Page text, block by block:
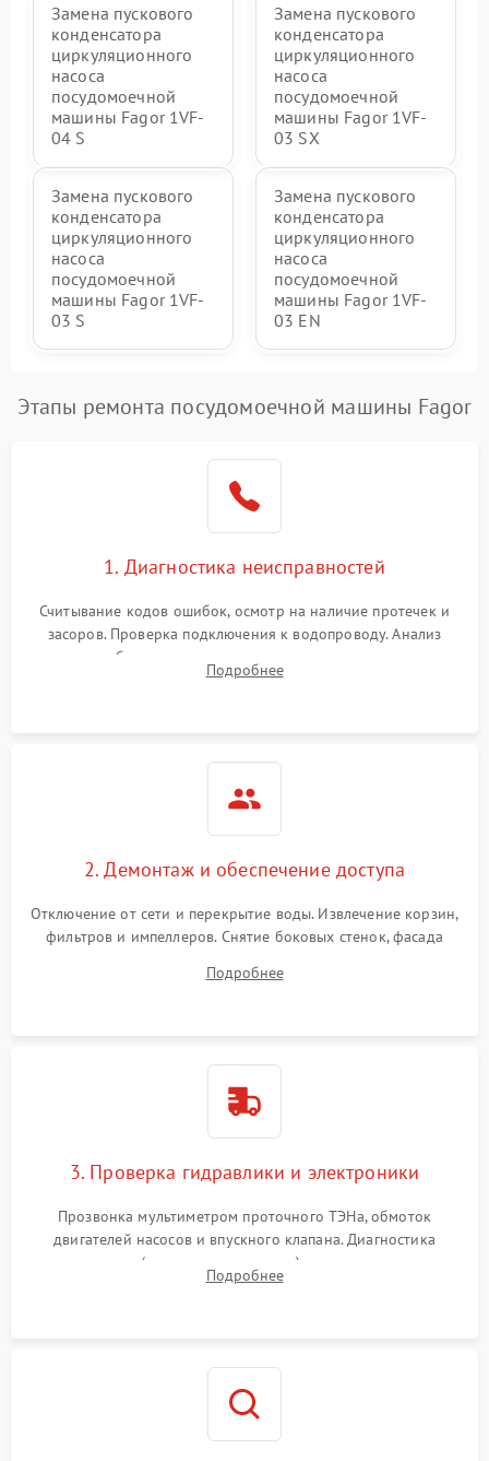
Замена пускового
конденсатора
циркуляционного
насоса
посудомоечной
машины Fagor 1VF-
04 S
Замена пускового
конденсатора
циркуляционного
насоса
посудомоечной
машины Fagor 1VF-
03 SX
Замена пускового
конденсатора
циркуляционного
насоса
посудомоечной
машины Fagor 1VF-
03 S
Замена пускового
конденсатора
циркуляционного
насоса
посудомоечной
машины Fagor 1VF-
03 EN
Этапы ремонта посудомоечной машины Fagor
1. Диагностика неисправностей
Считывание кодов ошибок, осмотр на наличие протечек и
засоров. Проверка подключения к водопроводу. Анализ
жалоб на отсутствие слива, нагрева, вращения
разбрызгивателей или срабатывание системы защиты
Подробнее
2. Демонтаж и обеспечение доступа
Отключение от сети и перекрытие воды. Извлечение корзин,
фильтров и импеллеров. Снятие боковых стенок, фасада
циркуляционному насосу, ТЭНу и сливной помпе.
Подробнее
3. Проверка гидравлики и электроники
Прозвонка мультиметром проточного ТЭНа, обмоток
двигателей насосов и впускного клапана. Диагностика
прессостата (датчика уровня воды), датчика мутности,
концевика дверцы и электронного модуля управления.
Подробнее